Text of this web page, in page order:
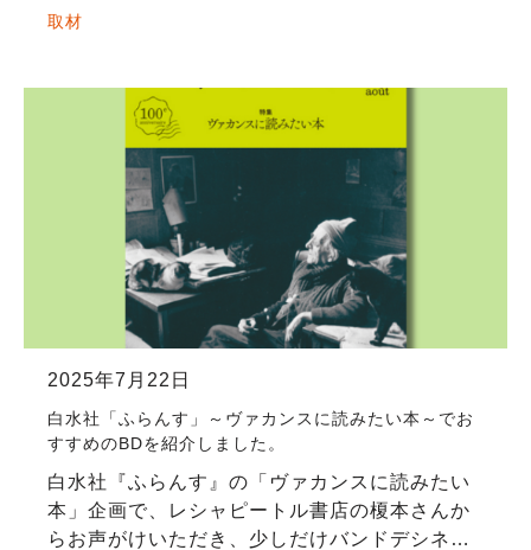
のダンボールだらけとなっていますが、準備は
取材
2025年7月22日
白水社「ふらんす」～ヴァカンスに読みたい本～でお
すすめのBDを紹介しました。
白水社『ふらんす』の「ヴァカンスに読みたい
本」企画で、レシャピートル書店の榎本さんか
らお声がけいただき、少しだけバンドデシネを